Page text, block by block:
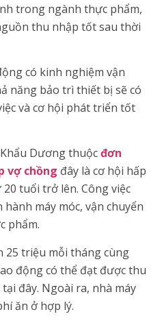
trong ngành thực phẩm,
thu nhập tốt sau thời
có kinh nghiệm vận
năng bảo trì thiết bị sẽ có
và cơ hội phát triển tốt
Dương thuộcđơn
vợ chồng đây là cơ hội hấp
tuổi trở lên. Công việc
máy móc, vận chuyển
phẩm.
25 triệu mỗi tháng cùng
động có thể đạt được thu
đây. Ngoài ra, nhà máy
ăn ở hợp lý.